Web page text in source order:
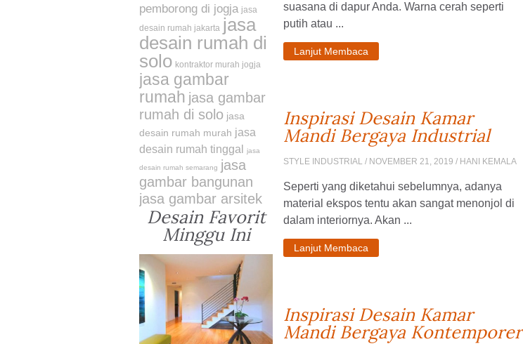
suasana di dapur Anda. Warna cerah seperti
putih atau ...
Lanjut Membaca
Inspirasi Desain Kamar
Mandi Bergaya Industrial
STYLE INDUSTRIAL / NOVEMBER 21, 2019 / HANI KEMALA
Seperti yang diketahui sebelumnya, adanya
material ekspos tentu akan sangat menonjol di
dalam interiornya. Akan ...
Lanjut Membaca
Inspirasi Desain Kamar
Mandi Bergaya Kontemporer
pemborong di jogja jasa
desain rumah jakarta jasa
desain rumah di
solo kontraktor murah jogja
jasa gambar
rumah jasa gambar
rumah di solo jasa
desain rumah murah jasa
desain rumah tinggal
jasa
desain rumah semarang jasa
gambar bangunan
jasa gambar arsitek
Desain Favorit
Minggu Ini